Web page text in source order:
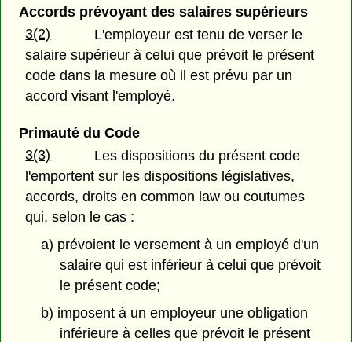
Accords prévoyant des salaires supérieurs
3(2)
L'employeur est tenu de verser le
salaire supérieur à celui que prévoit le présent
code dans la mesure où il est prévu par un
accord visant l'employé.
Primauté du Code
3(3)
Les dispositions du présent code
l'emportent sur les dispositions législatives,
accords, droits en common law ou coutumes
qui, selon le cas :
a) prévoient le versement à un employé d'un
salaire qui est inférieur à celui que prévoit
le présent code;
b) imposent à un employeur une obligation
inférieure à celles que prévoit le présent